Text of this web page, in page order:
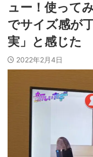
ュー！使って
でサイズ感が
実」と感じた
2022年2月4日